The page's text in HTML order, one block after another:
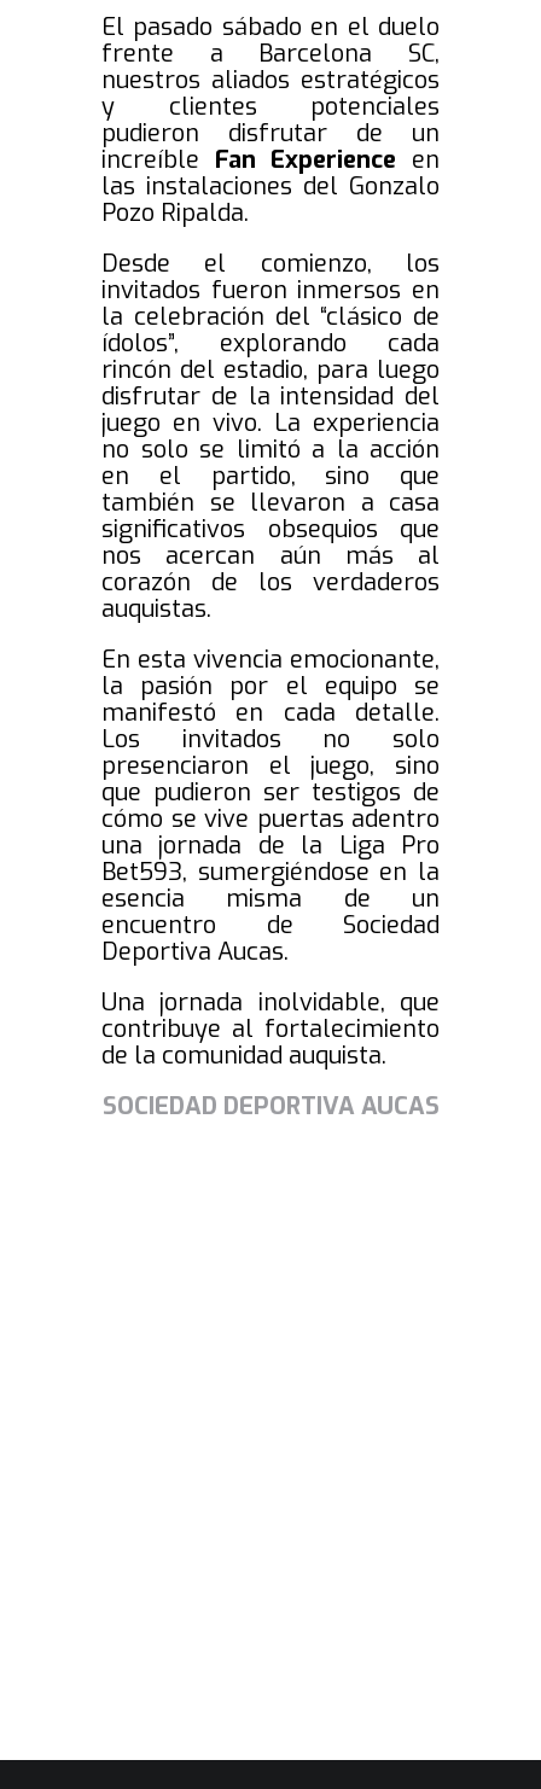
El pasado sábado en el duelo
frente a Barcelona SC,
nuestros aliados estratégicos
y clientes potenciales
pudieron disfrutar de un
increíble Fan Experience en
las instalaciones del Gonzalo
Pozo Ripalda.
Desde el comienzo, los
invitados fueron inmersos en
la celebración del “clásico de
ídolos”, explorando cada
rincón del estadio, para luego
disfrutar de la intensidad del
juego en vivo. La experiencia
no solo se limitó a la acción
en el partido, sino que
también se llevaron a casa
significativos obsequios que
nos acercan aún más al
corazón de los verdaderos
auquistas.
En esta vivencia emocionante,
la pasión por el equipo se
manifestó en cada detalle.
Los invitados no solo
presenciaron el juego, sino
que pudieron ser testigos de
cómo se vive puertas adentro
una jornada de la Liga Pro
Bet593, sumergiéndose en la
esencia misma de un
encuentro de Sociedad
Deportiva Aucas.
Una jornada inolvidable, que
contribuye al fortalecimiento
de la comunidad auquista.
SOCIEDAD DEPORTIVA AUCAS